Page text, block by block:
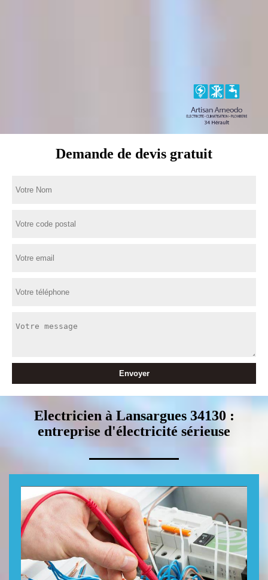
Demande de devis gratuit
Electricien à Lansargues 34130 :
entreprise d'électricité sérieuse